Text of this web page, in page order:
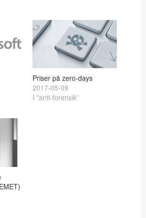
Priser på zero-days
2017-05-09
I ”anti-forensik”